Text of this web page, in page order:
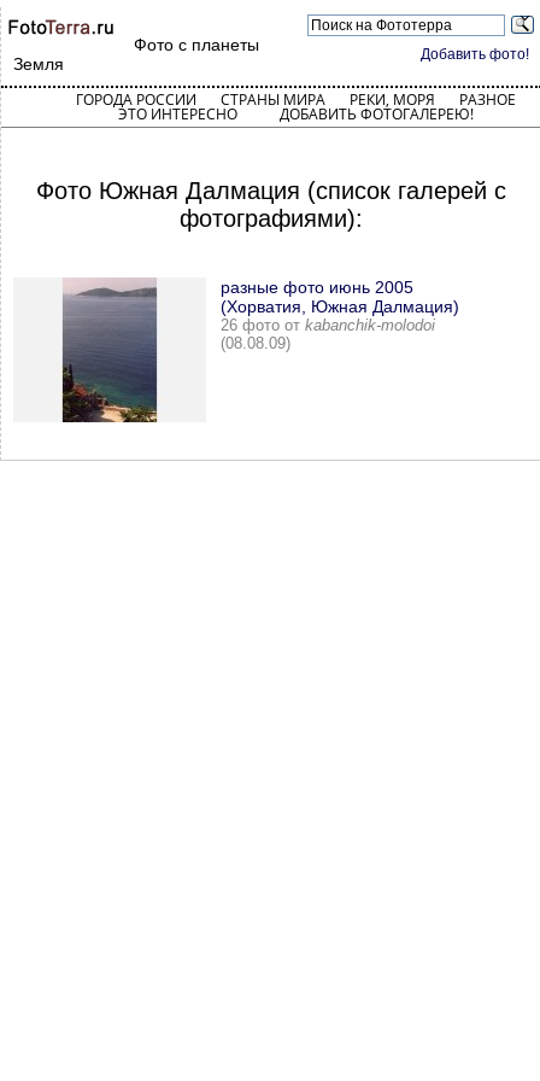
Добавить фото!
Фото с планеты
Земля
ГОРОДА РОССИИ СТРАНЫ МИРА РЕКИ, МОРЯ РАЗНОЕ
ЭТО ИНТЕРЕСНО ДОБАВИТЬ ФОТОГАЛЕРЕЮ!
Фото Южная Далмация (список галерей с
фотографиями):
разные фото июнь 2005
(Хорватия, Южная Далмация)
26 фото от kabanchik-molodoi
(08.08.09)